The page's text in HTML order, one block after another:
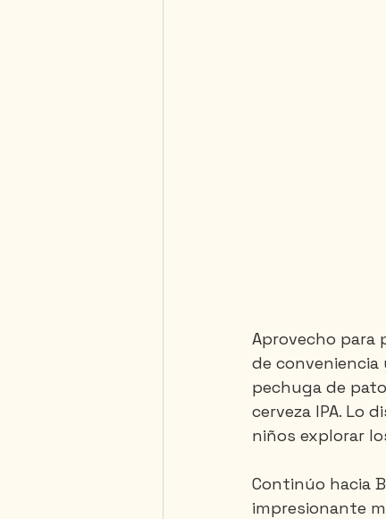
Aprovecho para
de
pechuga de
cerveza IPA. Lo
niños explorar
Continúo hacia
impresionante